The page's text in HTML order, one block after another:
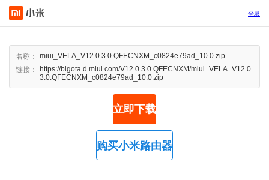
登录
名称：
miui_VELA_V12.0.3.0.QFECNXM_c0824e79ad_10.0.zip
链接：
https://bigota.d.miui.com/V12.0.3.0.QFECNXM/miui_VELA_V12.0.
3.0.QFECNXM_c0824e79ad_10.0.zip
立即下载
购买小米路由器